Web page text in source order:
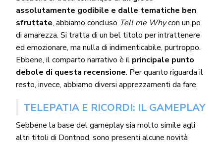
assolutamente godibile e dalle tematiche ben
sfruttate, abbiamo concluso Tell me Whycon un po’
di amarezza. Si tratta di un bel titolo per intrattenere
ed emozionare, ma nulla di indimenticabile, purtroppo.
Ebbene, il comparto narrativo è il principale punto
debole di questa recensione. Per quanto riguarda il
resto, invece, abbiamo diversi apprezzamenti da fare.
TELEPATIA E RICORDI: IL GAMEPLAY
Sebbene la base del gameplay sia molto simile agli
altri titoli di Dontnod, sono presenti alcune novità